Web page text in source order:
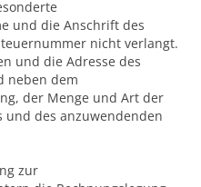
und die Anschrift des
nicht verlangt.
und die Adresse des
neben dem
der Menge und Art der
und des anzuwendenden
zur